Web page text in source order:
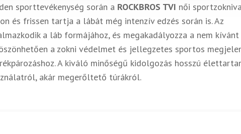
sporttevékenység során a ROCKBROS TVI női
és frissen tartja a lábát még intenzív edzés során is. Az
a láb formájához, és megakadályozza a nem kívánt
a zokni védelmet és jellegzetes sportos
A kiváló minőségű kidolgozás hosszú
akár megerőltető túrákról.